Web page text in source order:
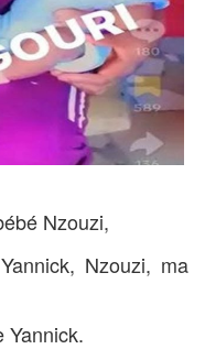
Nzouzi,
Nzouzi, ma
Yannick.